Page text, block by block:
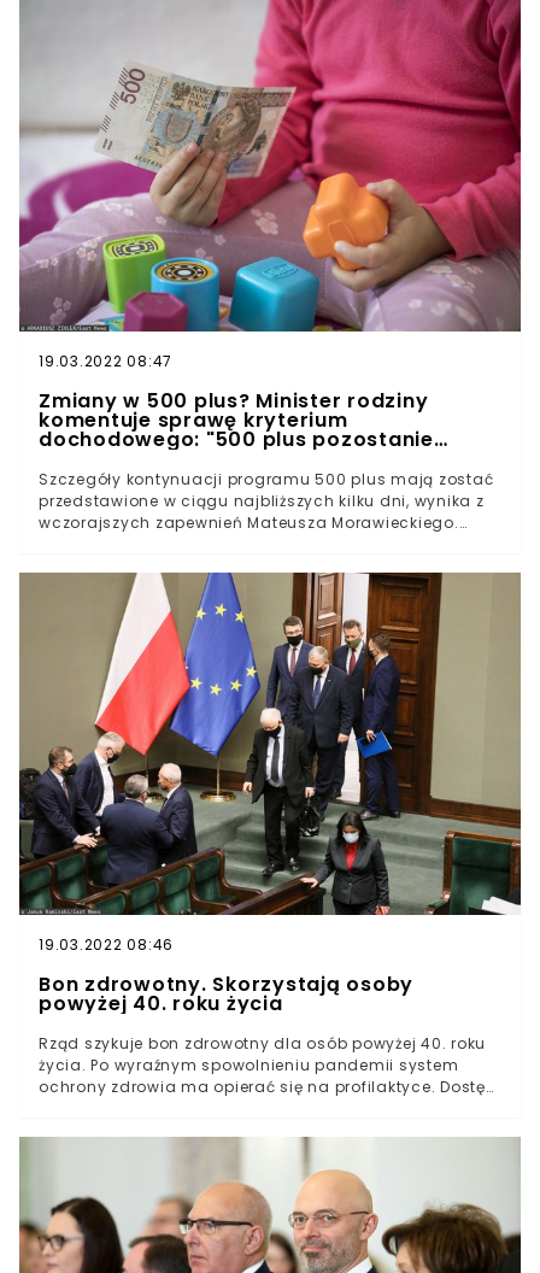
wieku 16 i 17 lat będą mogły stawić się w punktach
szczepień bez obecności opiekuna prawnego. Jest to
niezwykle ważne ułatwienie, upraszczający proces
wyboru terminu na szczepienie. Niezbędne będzie
jednak posiadanie zgody rodzica. Zgodnie z
obowiązującą hierarchią aktów prawnych,
rozporządzenie rządu zostało wydane w Dzienniku
Ustaw na podstawie ustawy z dnia 5 grudnia 2008 roku
o zapobieganiu oraz zwalczaniu zakażeń i chorób
zakaźnych u ludzi.
19.03.2022 08:47
Zmiany w 500 plus? Minister rodziny
komentuje sprawę kryterium
dochodowego: "500 plus pozostanie
powszechne"
Szczegóły kontynuacji programu 500 plus mają zostać
przedstawione w ciągu najbliższych kilku dni, wynika z
wczorajszych zapewnień Mateusza Morawieckiego.
zapewnień członków rządu Prawa i Sprawiedliwości
prezentacja nowego programu społeczno-
gospodarczego, potocznie nazwanego Nowym Ładem,
nastąpi już 15 maja.W trakcie wczorajszej konferencji
prasowej Mateusz Morawiecki zapewnił, że w ciągu kilku
najbliższych dni rządzący przedstawią szczegóły
kontynuacji wypłaty 500 plus.
19.03.2022 08:46
Bon zdrowotny. Skorzystają osoby
powyżej 40. roku życia
Rząd szykuje bon zdrowotny dla osób powyżej 40. roku
życia. Po wyraźnym spowolnieniu pandemii system
ochrony zdrowia ma opierać się na profilaktyce. Dostęp
planu rządu Prawa i Sprawiedliwości zostaną ogłoszone
przez Ministerstwo Zdrowia już w czerwcu tego roku.Już
za miesiąc resort ma przedstawić szczegóły programu
badań profilaktycznych dla Polek i Polaków, którzy
ukończyli 40. rok życia.